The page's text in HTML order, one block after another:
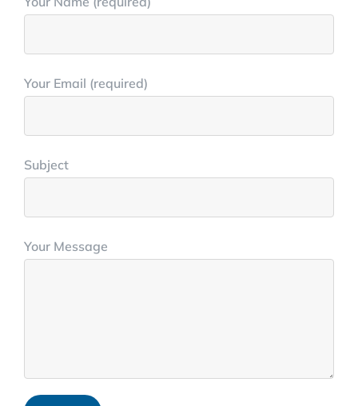
Your Email (required)
Subject
Your Message